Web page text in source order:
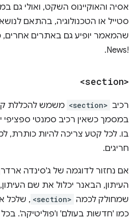
אסיה והאוקיינוס השקט, ואולי גם
סטייל או הטכנולוגיה, בהתאם
News!‎.
<section>
רכיב <section> משמש להכללת
במסמך כשאין רכיב סמנטי
בו. לכל קטע צריכה להיות כותרת,
חריגים.
אם נחזור לדוגמה של ג'סינדה
העיתון, הבאנר יכלול את שם העיתון,
שמחולק לכמה <section> , שלכל
כמו 'חדשות בעולם' ו'פוליטיקה'.